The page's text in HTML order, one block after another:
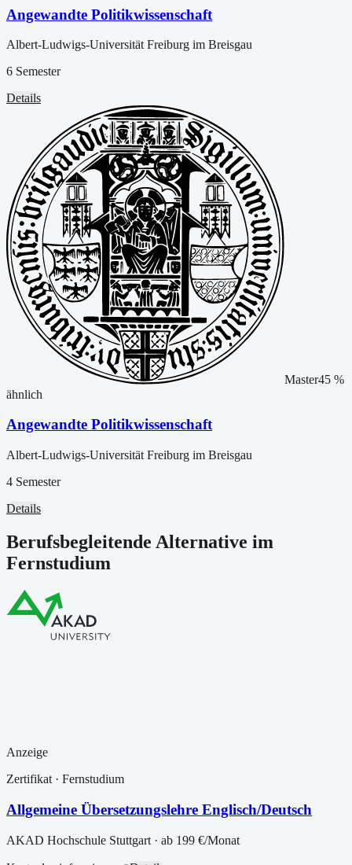
Angewandte Politikwissenschaft
Albert-Ludwigs-Universität Freiburg im Breisgau
6 Semester
Details
Master45 %
ähnlich
Angewandte Politikwissenschaft
Albert-Ludwigs-Universität Freiburg im Breisgau
4 Semester
Details
Berufsbegleitende Alternative im
Fernstudium
Anzeige
Zertifikat· Fernstudium
Allgemeine Übersetzungslehre Englisch/Deutsch
AKAD Hochschule Stuttgart · ab 199 €/Monat